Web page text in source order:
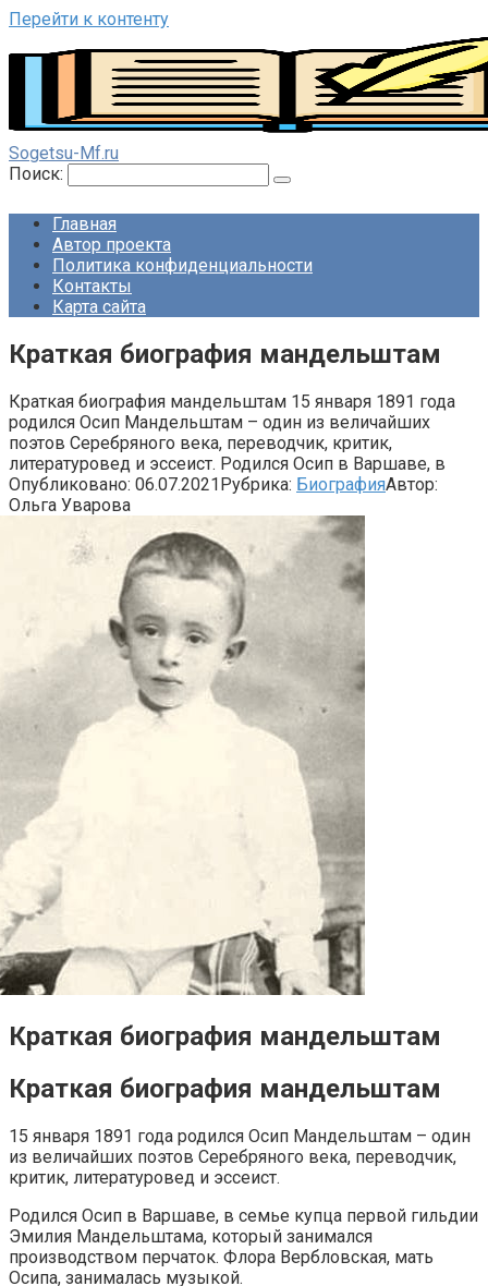
Перейти к контенту
Sogetsu-Mf.ru
Поиск:
Главная
Автор проекта
Политика конфиденциальности
Контакты
Карта сайта
Краткая биография мандельштам
Краткая биография мандельштам 15 января 1891 года
родился Осип Мандельштам – один из величайших
поэтов Серебряного века, переводчик, критик,
литературовед и эссеист. Родился Осип в Варшаве, в
Опубликовано: 06.07.2021Рубрика: БиографияАвтор:
Ольга Уварова
Краткая биография мандельштам
Краткая биография мандельштам
15 января 1891 года родился Осип Мандельштам – один
из величайших поэтов Серебряного века, переводчик,
критик, литературовед и эссеист.
Родился Осип в Варшаве, в семье купца первой гильдии
Эмилия Мандельштама, который занимался
производством перчаток. Флора Вербловская, мать
Осипа, занималась музыкой.